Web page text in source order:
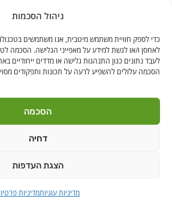
ניהול הסכמות
לאחסן ו/או לגשת למידע על מאפייני הגלישה. הסכמה
לעבד נתונים כגון התנהגות גלישה או מדדים ייחודיים
הסכמה עלולים להשפיע לרעה על תכונות ותפקודים
הסכמה
דחיה
הצגת העדפות
מדיניות עוגיותמדיניות